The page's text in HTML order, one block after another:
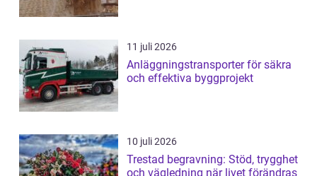
11 juli 2026
Anläggningstransporter för säkra
och effektiva byggprojekt
10 juli 2026
Trestad begravning: Stöd, trygghet
och vägledning när livet förändras